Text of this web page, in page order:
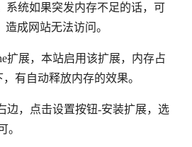
系统如果突发内存不足的话，可
成网站无法访问。
扩展，本站启用该扩展，内存占
有自动释放内存的效果。
边，点击设置按钮-安装扩展，选
。